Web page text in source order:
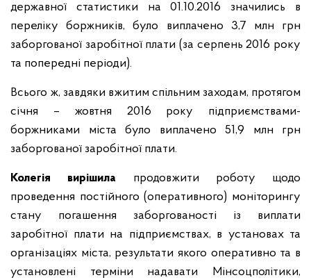
державної статистики на 01.10.2016 значились в
переліку боржників, було виплачено 3,7 млн грн
заборгованої заробітної плати (за серпень 2016 року
та попередні періоди).
Всього ж, завдяки вжитим спільним заходам, протягом
січня – жовтня 2016 року підприємствами-
боржниками міста було виплачено 51,9 млн грн
заборгованої заробітної плати.
Колегія вирішила продовжити роботу щодо
проведення постійного (оперативного) моніторингу
стану погашення заборгованості із виплати
заробітної плати на підприємствах, в установах та
організаціях міста, результати якого оперативно та в
установлені терміни надавати Мінсоцполітики,